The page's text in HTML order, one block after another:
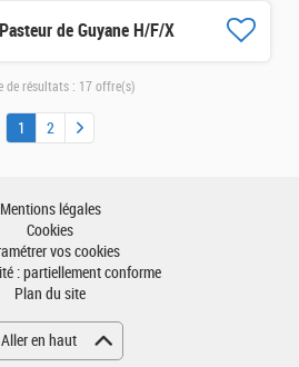
de Guyane H/F/X
de résultats : 17 offre(s)
1 2
Mentions légales
Cookies
vos cookies
: partiellement conforme
Plan du site
Aller en haut